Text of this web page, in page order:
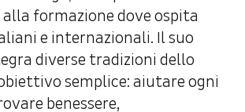
formazione dove ospita
e internazionali. Il suo
diverse tradizioni dello
semplice: aiutare ogni
benessere,